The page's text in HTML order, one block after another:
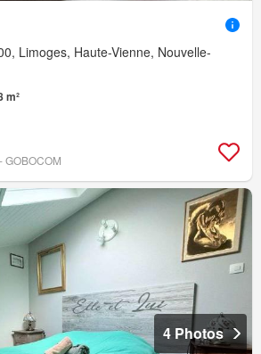
Limoges, Haute-Vienne, Nouvelle-
m²
GOBOCOM
4 Photos